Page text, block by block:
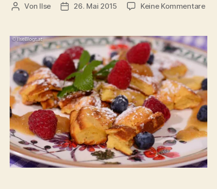
Beitragsautor
Von Ilse Beitragsdatum
26. Mai 2015 Keine Kommentarezu